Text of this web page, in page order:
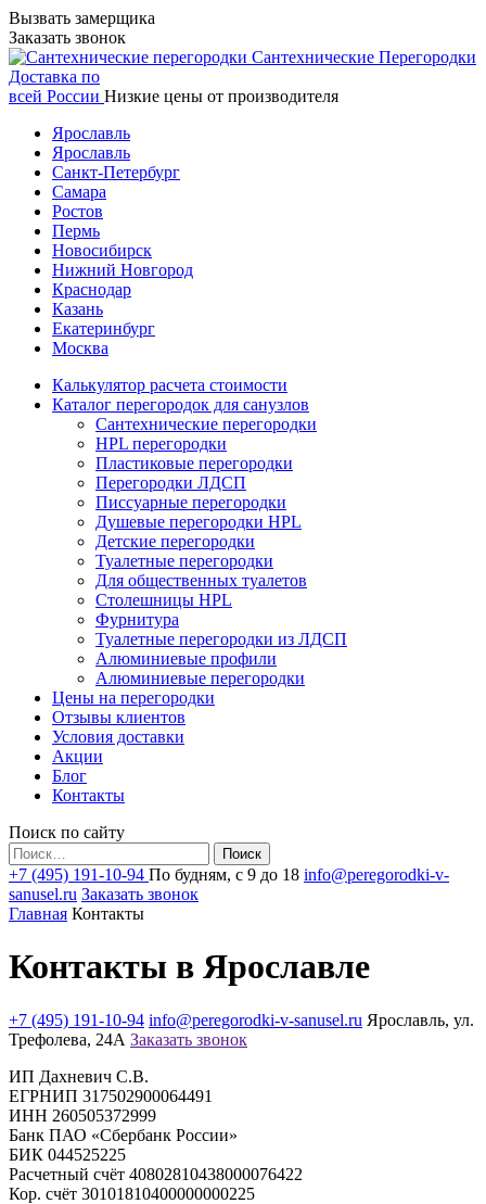
Вызвать замерщика
Заказать звонок
Сантехнические Перегородки
Доставка по
всей России Низкие цены от производителя
Ярославль
Ярославль
Санкт-Петербург
Самара
Ростов
Пермь
Новосибирск
Нижний Новгород
Краснодар
Казань
Екатеринбург
Москва
Калькулятор расчета стоимости
Каталог перегородок для санузлов
Сантехнические перегородки
HPL перегородки
Пластиковые перегородки
Перегородки ЛДСП
Писсуарные перегородки
Душевые перегородки HPL
Детские перегородки
Туалетные перегородки
Для общественных туалетов
Столешницы HPL
Фурнитура
Туалетные перегородки из ЛДСП
Алюминиевые профили
Алюминиевые перегородки
Цены на перегородки
Отзывы клиентов
Условия доставки
Акции
Блог
Контакты
Поиск по сайту
Найти:
+7 (495) 191-10-94 По будням, с 9 до 18 info@peregorodki-v-
sanusel.ru Заказать звонок
Главная Контакты
Контакты в Ярославле
+7 (495) 191-10-94 info@peregorodki-v-sanusel.ru Ярославль, ул.
Трефолева, 24А Заказать звонок
ИП Дахневич С.В.
ЕГРНИП 317502900064491
ИНН 260505372999
Банк ПАО «Сбербанк России»
БИК 044525225
Расчетный счёт 40802810438000076422
Кор. счёт 30101810400000000225